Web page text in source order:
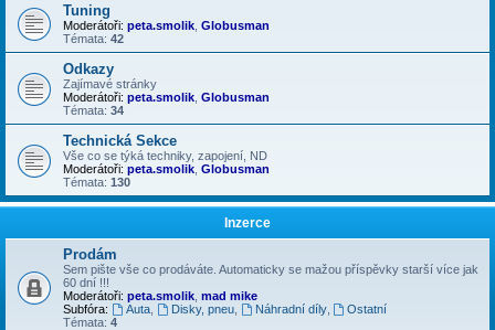
Tuning
Moderátoři: peta.smolik Globusman
Témata: 42
Odkazy
Zajímavé stránky
Moderátoři: peta.smolik Globusman
Témata: 34
Technická Sekce
Vše co se týká techniky, zapojení, ND
Moderátoři: peta.smolik Globusman
Témata: 130
Inzerce
Prodám
Sem pište vše co prodáváte. Automaticky se mažou příspěvky starší více jak
60 dní !!!
Moderátoři: peta.smolik mad mike
Subfóra:
Auta, Disky, pneu, Náhradní díly,
Ostatní
Témata: 4